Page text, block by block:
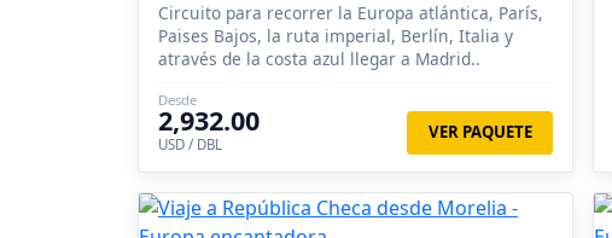
Circuito para recorrer la Europa atlántica, París,
Paises Bajos, la ruta imperial, Berlín, Italia y
através de la costa azul llegar a Madrid..
Desde
2,932.00
USD / DBL
VER PAQUETE